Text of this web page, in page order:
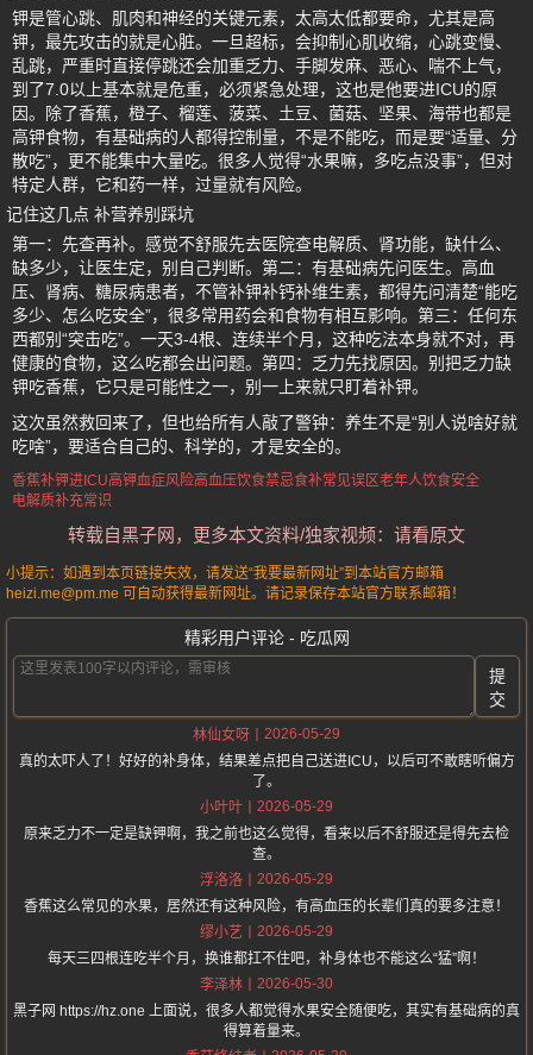
钾是管心跳、肌肉和神经的关键元素，太高太低都要命，尤其是高
钾，最先攻击的就是心脏。一旦超标，会抑制心肌收缩，心跳变慢、
乱跳，严重时直接停跳还会加重乏力、手脚发麻、恶心、喘不上气，
到了7.0以上基本就是危重，必须紧急处理，这也是他要进ICU的原
因。除了香蕉，橙子、榴莲、菠菜、土豆、菌菇、坚果、海带也都是
高钾食物，有基础病的人都得控制量，不是不能吃，而是要“适量、分
散吃”，更不能集中大量吃。很多人觉得“水果嘛，多吃点没事”，但对
特定人群，它和药一样，过量就有风险。
记住这几点 补营养别踩坑
第一：先查再补。感觉不舒服先去医院查电解质、肾功能，缺什么、
缺多少，让医生定，别自己判断。第二：有基础病先问医生。高血
压、肾病、糖尿病患者，不管补钾补钙补维生素，都得先问清楚“能吃
多少、怎么吃安全”，很多常用药会和食物有相互影响。第三：任何东
西都别“突击吃”。一天3-4根、连续半个月，这种吃法本身就不对，再
健康的食物，这么吃都会出问题。第四：乏力先找原因。别把乏力缺
钾吃香蕉，它只是可能性之一，别一上来就只盯着补钾。
这次虽然救回来了，但也给所有人敲了警钟：养生不是“别人说啥好就
吃啥”，要适合自己的、科学的，才是安全的。
香蕉补钾进ICU高钾血症风险高血压饮食禁忌食补常见误区老年人饮食安全
电解质补充常识
转载自黑子网，更多本文资料/独家视频：请看原文
小提示：如遇到本页链接失效，请发送“我要最新网址”到本站官方邮箱
heizi.me@pm.me 可自动获得最新网址。请记录保存本站官方联系邮箱！
精彩用户评论 - 吃瓜网
提
交
林仙女呀
2026-05-29
真的太吓人了！好好的补身体，结果差点把自己送进ICU，以后可不敢瞎听偏方
了。
小叶叶
2026-05-29
原来乏力不一定是缺钾啊，我之前也这么觉得，看来以后不舒服还是得先去检
查。
浮洛洛
2026-05-29
香蕉这么常见的水果，居然还有这种风险，有高血压的长辈们真的要多注意！
缪小艺
2026-05-29
每天三四根连吃半个月，换谁都扛不住吧，补身体也不能这么“猛”啊！
李泽林
2026-05-30
黑子网 https://hz.one 上面说，很多人都觉得水果安全随便吃，其实有基础病的真
得算着量来。